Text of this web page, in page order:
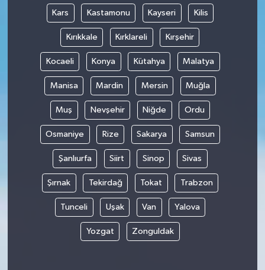
Kars Kastamonu Kayseri Kilis
Kırıkkale Kırklareli Kırşehir
Kocaeli Konya Kütahya Malatya
Manisa Mardin Mersin Muğla
Muş Nevşehir Niğde Ordu
Osmaniye Rize Sakarya Samsun
Şanlıurfa Siirt Sinop Sivas
Şırnak Tekirdağ Tokat Trabzon
Tunceli Uşak Van Yalova
Yozgat Zonguldak